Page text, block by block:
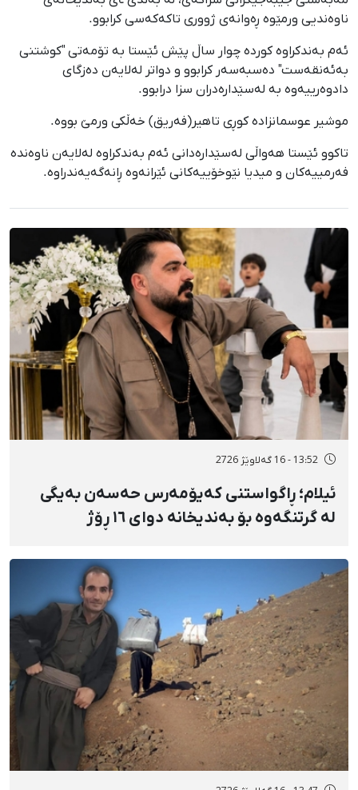
ناوەندیی ورمێوە ڕەوانەی ژووری تاکەکەسی کرابوو.
ئەم بەندکراوە کوردە چوار ساڵ پێش ئێستا بە تۆمەتی "کوشتنی
بەئەنقەست" دەسبەسەر کرابوو و دواتر لەلایەن دەزگای
دادوەرییەوە بە لەسێدارەدران سزا درابوو.
موشیر عوسمانزادە کوڕی تاهیر(فەریق) خەڵکی ورمێ بووە.
تاکوو ئێستا هەواڵی لەسێدارەدانی ئەم بەندکراوە لەلایەن ناوەندە
فەرمییەکان و میدیا نێوخۆییەکانی ئێرانەوە ڕانەگەیەندراوە.
13:52 - 16 گەلاوێژ 2726
ئیلام؛ ڕاگواستنی کەیۆمەرس حەسەن بەیگی
لە گرتنگەوە بۆ بەندیخانە دوای ١٦ ڕۆژ